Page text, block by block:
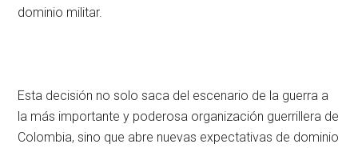
dominio militar.
Esta decisión no solo saca del escenario de la guerra a
la más importante y poderosa organización guerrillera de
Colombia, sino que abre nuevas expectativas de dominio